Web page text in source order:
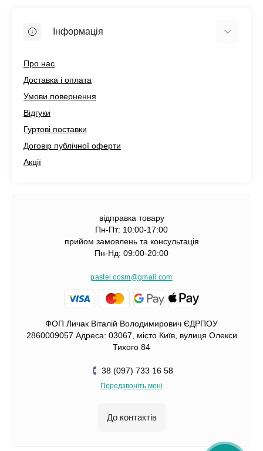
Інформація
Про нас
Доставка і оплата
Умови повернення
Відгуки
Гуртові поставки
Договір публічної оферти
Акції
відправка товару
Пн-Пт: 10:00-17:00
прийом замовлень та консультація
Пн-Нд: 09:00-20:00
pastel.cosm@gmail.com
ФОП Личак Віталій Володимирович ЄДРПОУ
2860009057 Адреса: 03067, місто Київ, вулиця Олекси
Тихого 84
38 (097) 733 16 58
Передзвоніть мені
До контактів